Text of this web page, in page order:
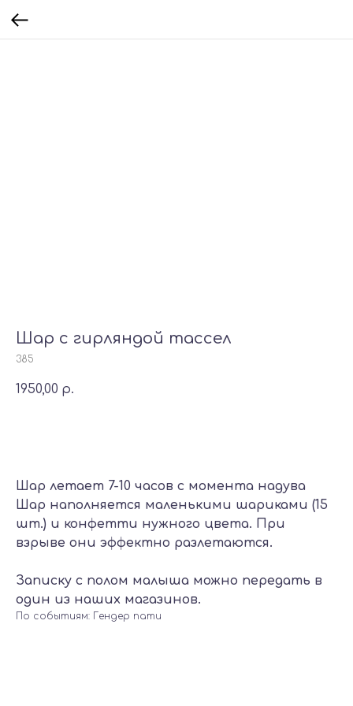
Шар с гирляндой тассел
385
1950,00 р.
Шар летает 7-10 часов с момента надува
Шар наполняется маленькими шариками (15
шт.) и конфетти нужного цвета. При
взрыве они эффектно разлетаются.
Записку с полом малыша можно передать в
один из наших магазинов.
По событиям: Гендер пати